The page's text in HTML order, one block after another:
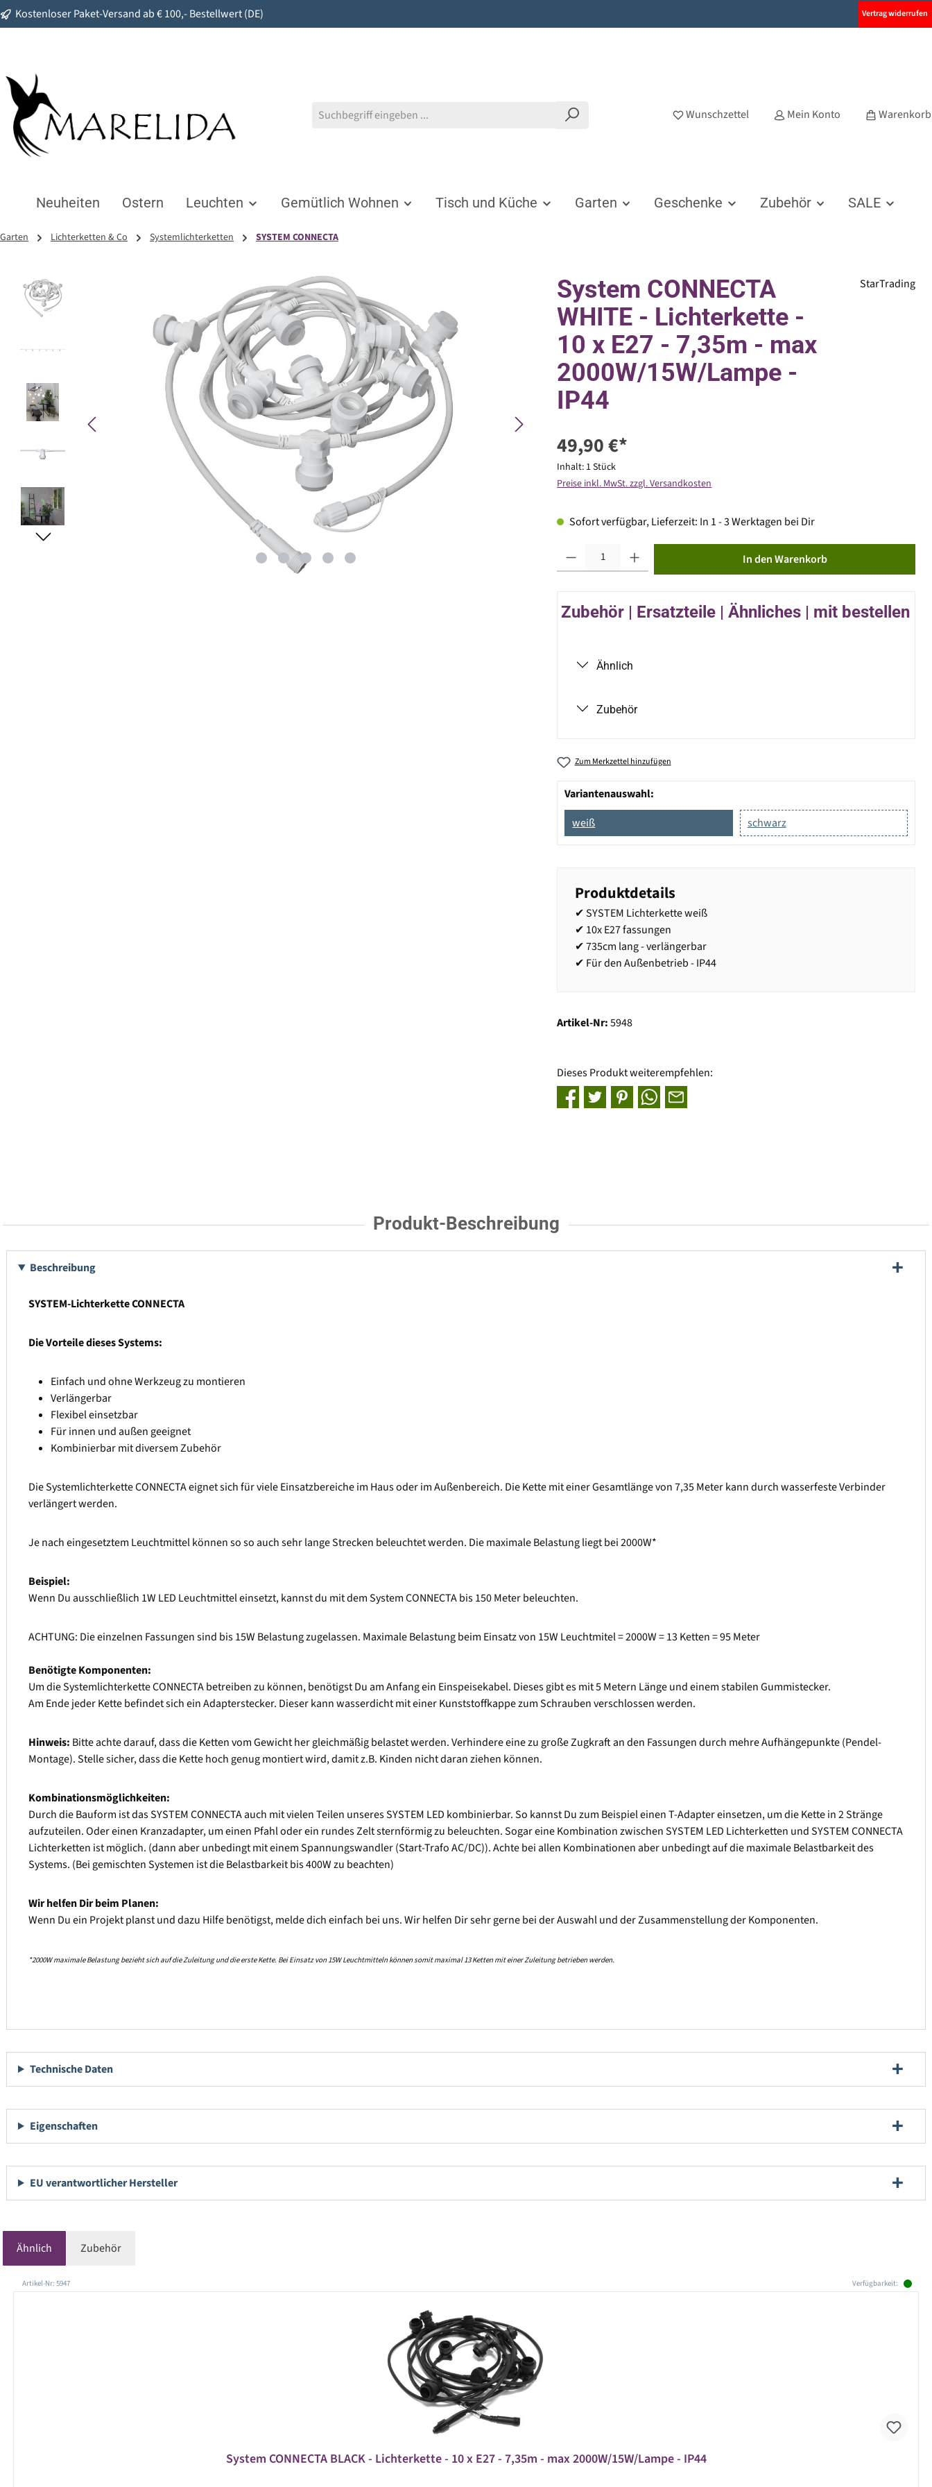
Zur Hauptnavigation springen
Kostenloser Paket-Versand ab € 100,- Bestellwert (DE) Vertrag widerrufen
Wunschzettel Mein Konto Warenkorb
Neuheiten Ostern Leuchten Gemütlich Wohnen Tisch und Küche Garten Geschenke Zubehör SALE
Garten Lichterketten & Co Systemlichterketten SYSTEM CONNECTA
Bildergalerie überspringen
System CONNECTA
WHITE - Lichterkette -
10 x E27 - 7,35m - max
2000W/15W/Lampe -
IP44
StarTrading
49,90 €*
Inhalt: 1 Stück
Preise inkl. MwSt. zzgl. Versandkosten
Sofort verfügbar, Lieferzeit: In 1 - 3 Werktagen bei Dir
In den Warenkorb
Zubehör | Ersatzteile | Ähnliches | mit bestellen
Ähnlich
Zubehör
Zum Merkzettel hinzufügen
Variantenauswahl:
weiß
schwarz
Produktdetails
✔ SYSTEM Lichterkette weiß
✔ 10x E27 fassungen
✔ 735cm lang - verlängerbar
✔ Für den Außenbetrieb - IP44
Artikel-Nr:5948
Dieses Produkt weiterempfehlen:
Produkt-Beschreibung
Beschreibung
SYSTEM-Lichterkette CONNECTA
Die Vorteile dieses Systems:
Einfach und ohne Werkzeug zu montieren
Verlängerbar
Flexibel einsetzbar
Für innen und außen geeignet
Kombinierbar mit diversem Zubehör
Die Systemlichterkette CONNECTA eignet sich für viele Einsatzbereiche im Haus oder im Außenbereich. Die Kette mit einer Gesamtlänge von 7,35 Meter kann durch wasserfeste Verbinder
verlängert werden.
Je nach eingesetztem Leuchtmittel können so so auch sehr lange Strecken beleuchtet werden. Die maximale Belastung liegt bei 2000W*
Beispiel:
Wenn Du ausschließlich 1W LED Leuchtmittel einsetzt, kannst du mit dem System CONNECTA bis 150 Meter beleuchten.
ACHTUNG: Die einzelnen Fassungen sind bis 15W Belastung zugelassen. Maximale Belastung beim Einsatz von 15W Leuchtmitel = 2000W = 13 Ketten = 95 Meter
Benötigte Komponenten:
Um die Systemlichterkette CONNECTA betreiben zu können, benötigst Du am Anfang ein Einspeisekabel. Dieses gibt es mit 5 Metern Länge und einem stabilen Gummistecker.
Am Ende jeder Kette befindet sich ein Adapterstecker. Dieser kann wasserdicht mit einer Kunststoffkappe zum Schrauben verschlossen werden.
Hinweis: Bitte achte darauf, dass die Ketten vom Gewicht her gleichmäßig belastet werden. Verhindere eine zu große Zugkraft an den Fassungen durch mehre Aufhängepunkte (Pendel-
Montage). Stelle sicher, dass die Kette hoch genug montiert wird, damit z.B. Kinden nicht daran ziehen können.
Kombinationsmöglichkeiten:
Durch die Bauform ist das SYSTEM CONNECTA auch mit vielen Teilen unseres SYSTEM LED kombinierbar. So kannst Du zum Beispiel einen T-Adapter einsetzen, um die Kette in 2 Stränge
aufzuteilen. Oder einen Kranzadapter, um einen Pfahl oder ein rundes Zelt sternförmig zu beleuchten. Sogar eine Kombination zwischen SYSTEM LED Lichterketten und SYSTEM CONNECTA
Lichterketten ist möglich. (dann aber unbedingt mit einem Spannungswandler (Start-Trafo AC/DC)). Achte bei allen Kombinationen aber unbedingt auf die maximale Belastbarkeit des
Systems. (Bei gemischten Systemen ist die Belastbarkeit bis 400W zu beachten)
Wir helfen Dir beim Planen:
Wenn Du ein Projekt planst und dazu Hilfe benötigst, melde dich einfach bei uns. Wir helfen Dir sehr gerne bei der Auswahl und der Zusammenstellung der Komponenten.
*2000W maximale Belastung bezieht sich auf die Zuleitung und die erste Kette. Bei Einsatz von 15W Leuchtmitteln können somit maximal 13 Ketten mit einer Zuleitung betrieben werden.
Technische Daten
Eigenschaften
EU verantwortlicher Hersteller
Ähnlich Zubehör
Produktgalerie überspringen
Artikel-Nr: 5947 Verfügbarkeit:
System CONNECTA BLACK - Lichterkette - 10 x E27 - 7,35m - max 2000W/15W/Lampe - IP44